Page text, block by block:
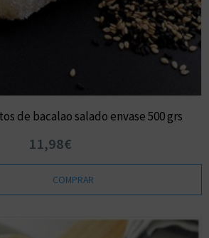
de bacalao salado envase 500 grs
11,98€
COMPRAR